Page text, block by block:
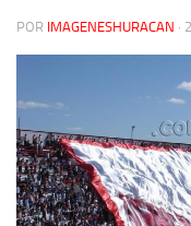
POR IMAGENESHURACAN ·